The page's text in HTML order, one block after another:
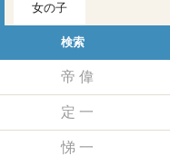
女の子
検索
帝 偉
定 一
悌 一